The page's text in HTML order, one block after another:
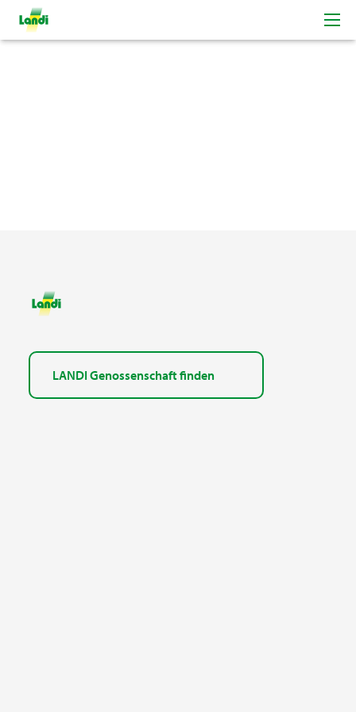
LANDI Genossenschaft finden